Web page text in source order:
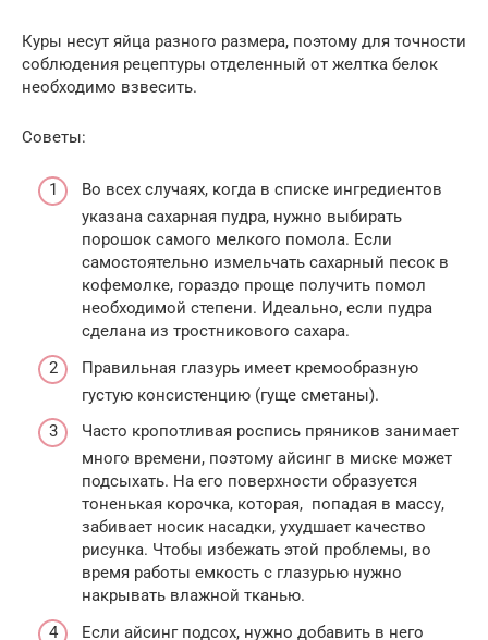
Куры несут яйца разного размера, поэтому для точности
соблюдения рецептуры отделенный от желтка белок
необходимо взвесить.
Советы:
Во всех случаях, когда в списке ингредиентов
указана сахарная пудра, нужно выбирать
порошок самого мелкого помола. Если
самостоятельно измельчать сахарный песок в
кофемолке, гораздо проще получить помол
необходимой степени. Идеально, если пудра
сделана из тростникового сахара.
Правильная глазурь имеет кремообразную
густую консистенцию (гуще сметаны).
Часто кропотливая роспись пряников занимает
много времени, поэтому айсинг в миске может
подсыхать. На его поверхности образуется
тоненькая корочка, которая, попадая в массу,
забивает носик насадки, ухудшает качество
рисунка. Чтобы избежать этой проблемы, во
время работы емкость с глазурью нужно
накрывать влажной тканью.
Если айсинг подсох, нужно добавить в него